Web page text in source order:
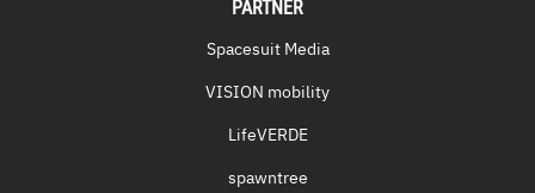
PARTNER
Spacesuit Media
VISION mobility
LifeVERDE
spawntree